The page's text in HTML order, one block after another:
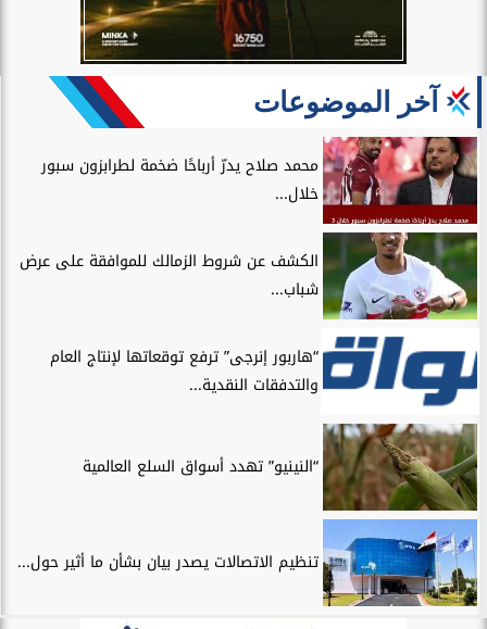
آخر الموضوعات
محمد صلاح يدرّ أرباحًا ضخمة لطرابزون سبور
خلال...
الكشف عن شروط الزمالك للموافقة على عرض
شباب...
“هاربور إنرجى” ترفع توقعاتها لإنتاج العام
والتدفقات النقدية...
“النينيو” تهدد أسواق السلع العالمية
تنظيم الاتصالات يصدر بيان بشأن ما أثير حول...